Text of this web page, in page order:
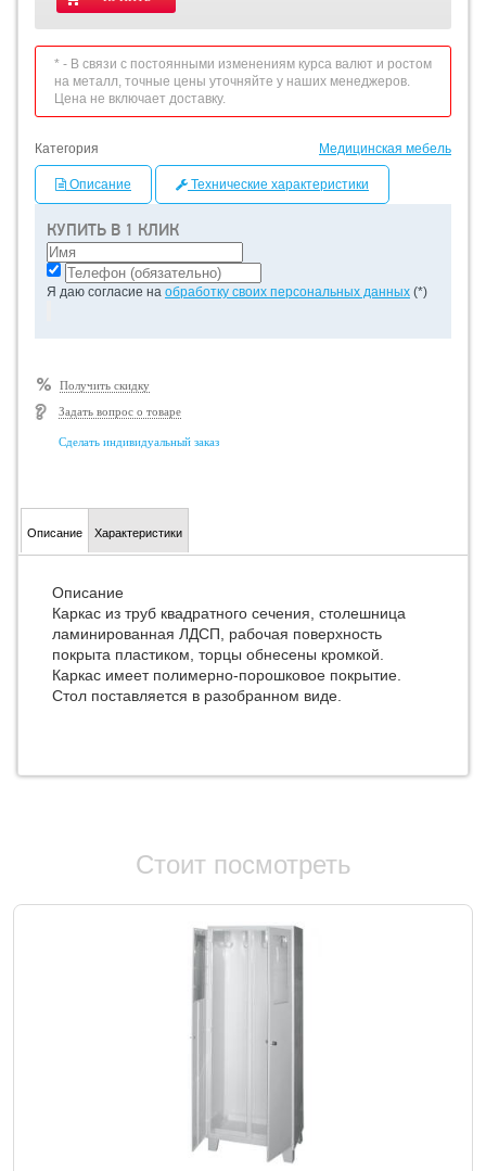
КУПИТЬ В 1 КЛИК
Я даю согласие на обработку своих персональных данных (*)
Получить скидку
Задать вопрос о товаре
Сделать индивидуальный заказ
* - В связи с постоянными изменениям курса валют и ростом
на металл, точные цены уточняйте у наших менеджеров.
Цена не включает доставку.
Категория Медицинская мебель
Описание Технические характеристики
Описание Характеристики
Описание
Каркас из труб квадратного сечения, столешница
ламинированная ЛДСП, рабочая поверхность
покрыта пластиком, торцы обнесены кромкой.
Каркас имеет полимерно-порошковое покрытие.
Стол поставляется в разобранном виде.
Стоит посмотреть